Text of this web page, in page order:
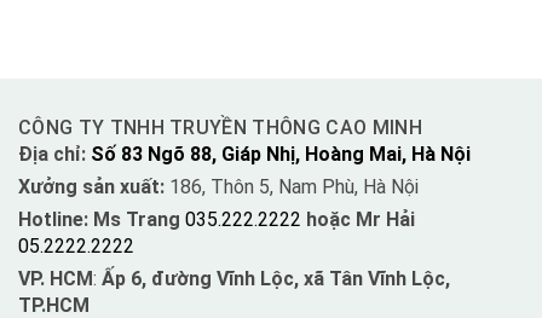
CÔNG TY TNHH TRUYỀN THÔNG CAO MINH
Địa chỉ: Số 83 Ngõ 88, Giáp Nhị, Hoàng Mai, Hà Nội
Xưởng sản xuất: 186, Thôn 5, Nam Phù, Hà Nội
Hotline: Ms Trang 035.222.2222 hoặc Mr Hải
05.2222.2222
VP. HCM: Ấp 6, đường Vĩnh Lộc, xã Tân Vĩnh Lộc,
TP.HCM